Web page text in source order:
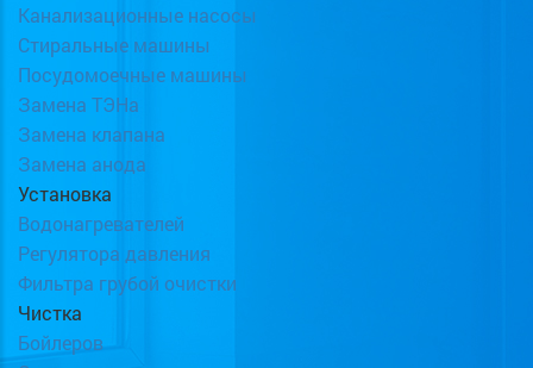
Канализационные насосы
Стиральные машины
Посудомоечные машины
Замена ТЭНа
Замена клапана
Замена анода
Установка
Водонагревателей
Регулятора давления
Фильтра грубой очистки
Чистка
Бойлеров